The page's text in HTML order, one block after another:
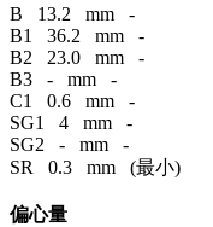
B 13.2 mm -
B1 36.2 mm -
B2 23.0 mm -
B3 - mm -
C1 0.6 mm -
SG1 4 mm -
SG2 - mm -
SR 0.3 mm (最小)
偏心量